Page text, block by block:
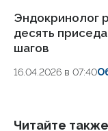
Эндокринолог
десять
шагов
16.04.2026 в 07:40
Читайте также